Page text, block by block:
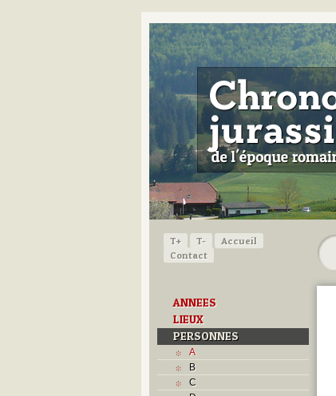
T+ T-
Accueil
Contact
ANNEES
LIEUX
PERSONNES
A
B
C